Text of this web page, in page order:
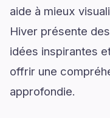
aide à mieux
Hiver présente
idées inspirantes
offrir une
approfondie.